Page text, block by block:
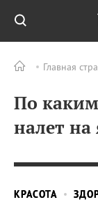
Главная
По
налет на
КРАСОТА